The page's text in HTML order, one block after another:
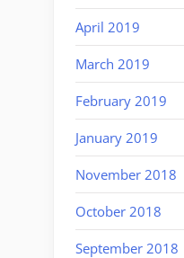
April 2019
March 2019
February 2019
January 2019
November 2018
October 2018
September 2018